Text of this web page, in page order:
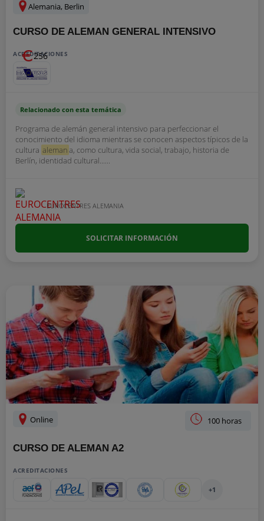
Alemania, Berlin
CURSO DE ALEMAN GENERAL INTENSIVO
256
ACREDITACIONES
Relacionado con esta temática
Programa de alemán general intensivo para perfeccionar el
conocimiento del idioma mientras se conocen aspectos típicos de la
cultura alemana, como cultura, vida social, trabajo, historia de
Berlín, identidad cultural......
EUROCENTRES ALEMANIA
SOLICITAR INFORMACIÓN
Online 100 horas
CURSO DE ALEMAN A2
ACREDITACIONES
+1